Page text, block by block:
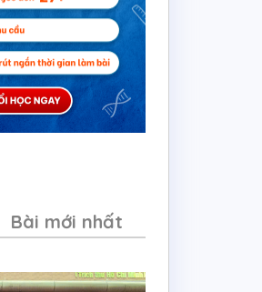
Bài mới nhất